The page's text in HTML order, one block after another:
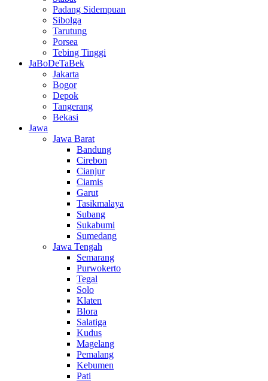
Padang Sidempuan
Sibolga
Tarutung
Porsea
Tebing Tinggi
JaBoDeTaBek
Jakarta
Bogor
Depok
Tangerang
Bekasi
Jawa
Jawa Barat
Bandung
Cirebon
Cianjur
Ciamis
Garut
Tasikmalaya
Subang
Sukabumi
Sumedang
Jawa Tengah
Semarang
Purwokerto
Tegal
Solo
Klaten
Blora
Salatiga
Kudus
Magelang
Pemalang
Kebumen
Pati